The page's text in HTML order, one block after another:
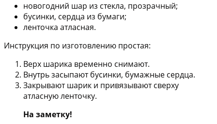
новогодний шар из стекла, прозрачный;
бусинки, сердца из бумаги;
ленточка атласная.
Инструкция по изготовлению простая:
Верх шарика временно снимают.
Внутрь засыпают бусинки, бумажные сердца.
Закрывают шарик и привязывают сверху
атласную ленточку.
На заметку!